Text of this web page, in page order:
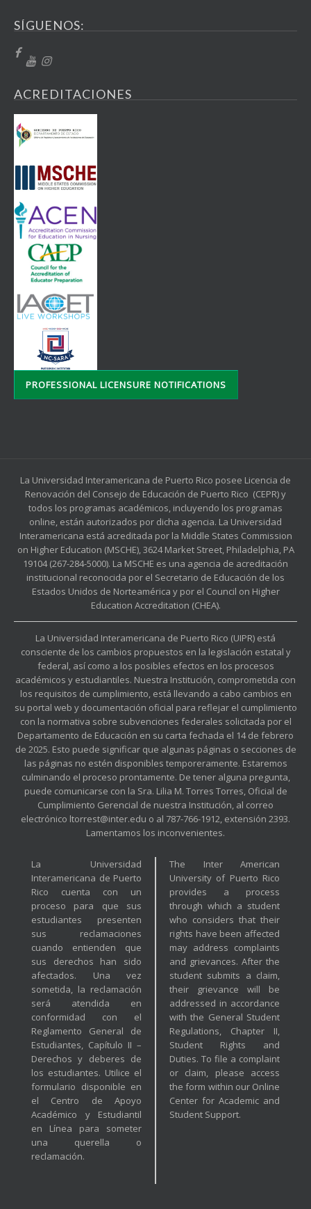
SÍGUENOS:
ACREDITACIONES
PROFESSIONAL LICENSURE NOTIFICATIONS
La Universidad Interamericana de Puerto Rico posee Licencia de
Renovación del Consejo de Educación de Puerto Rico (CEPR) y
todos los programas académicos, incluyendo los programas
online, están autorizados por dicha agencia. La Universidad
Interamericana está acreditada por la Middle States Commission
on Higher Education (MSCHE), 3624 Market Street, Philadelphia, PA
19104 (267-284-5000). La MSCHE es una agencia de acreditación
institucional reconocida por el Secretario de Educación de los
Estados Unidos de Norteamérica y por el Council on Higher
Education Accreditation (CHEA).
La Universidad Interamericana de Puerto Rico (UIPR) está
consciente de los cambios propuestos en la legislación estatal y
federal, así como a los posibles efectos en los procesos
académicos y estudiantiles. Nuestra Institución, comprometida con
los requisitos de cumplimiento, está llevando a cabo cambios en
su portal web y documentación oficial para reflejar el cumplimiento
con la normativa sobre subvenciones federales solicitada por el
Departamento de Educación en su carta fechada el 14 de febrero
de 2025. Esto puede significar que algunas páginas o secciones de
las páginas no estén disponibles temporeramente. Estaremos
culminando el proceso prontamente. De tener alguna pregunta,
puede comunicarse con la Sra. Lilia M. Torres Torres, Oficial de
Cumplimiento Gerencial de nuestra Institución, al correo
electrónico ltorrest@inter.edu o al 787-766-1912, extensión 2393.
Lamentamos los inconvenientes.
La Universidad
Interamericana de Puerto
Rico cuenta con un
proceso para que sus
estudiantes presenten
sus reclamaciones
cuando entienden que
sus derechos han sido
afectados. Una vez
sometida, la reclamación
será atendida en
conformidad con el
Reglamento General de
Estudiantes, Capítulo II –
Derechos y deberes de
los estudiantes. Utilice el
formulario disponible en
el Centro de Apoyo
Académico y Estudiantil
en Línea para someter
una querella o
reclamación.
The Inter American
University of Puerto Rico
provides a process
through which a student
who considers that their
rights have been affected
may address complaints
and grievances. After the
student submits a claim,
their grievance will be
addressed in accordance
with the General Student
Regulations, Chapter II,
Student Rights and
Duties. To file a complaint
or claim, please access
the form within our Online
Center for Academic and
Student Support.